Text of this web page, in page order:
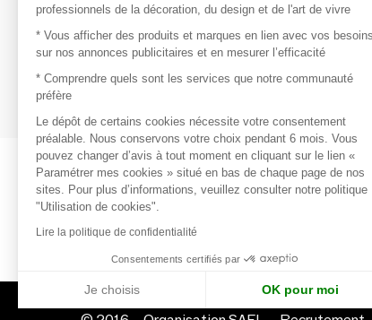
S'inspirer
Inspiration et sélections de produits
Contacter
professionnels de la décoration, du design et de l'art de vivre
* Vous afficher des produits et marques en lien avec vos besoins
sur nos annonces publicitaires et en mesurer l’efficacité
* Comprendre quels sont les services que notre communauté
préfère
Le dépôt de certains cookies nécessite votre consentement
préalable. Nous conservons votre choix pendant 6 mois. Vous
pouvez changer d’avis à tout moment en cliquant sur le lien «
Paramétrer mes cookies » situé en bas de chaque page de nos
sites. Pour plus d’informations, veuillez consulter notre politique
"Utilisation de cookies".
Lire la politique de confidentialité
Consentements certifiés par
Je choisis OK pour moi